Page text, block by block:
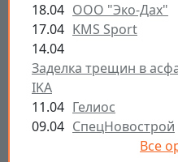
18.04 ООО "Эко-Дах"
17.04 KMS Sport
14.04
Заделка трещин в
IKA
11.04 Гелиос
09.04 СпецНовострой
Все